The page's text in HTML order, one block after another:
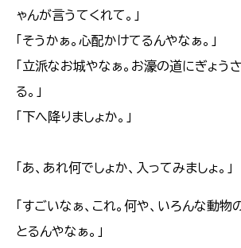
ゃんが言うてくれて。」
「そうかぁ。心配かけてるんやなぁ。」
「立派なお城やなぁ。お濠の道にぎょう
る。」
「下へ降りましょか。」
「あ、あれ何でしょか、入ってみましょ。」
「すごいなぁ、これ。何や、いろんな動
とるんやなぁ。」